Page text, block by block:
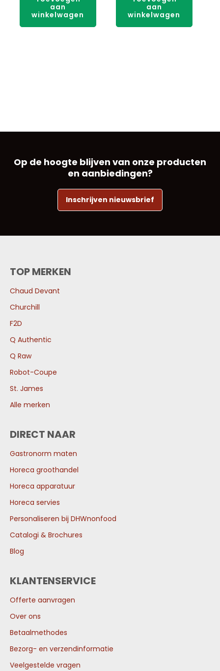
aan
winkelwagen
aan
winkelwagen
Op de hoogte blijven van onze producten
en aanbiedingen?
Inschrijven nieuwsbrief
TOP MERKEN
Chaud Devant
Churchill
F2D
Q Authentic
Q Raw
Robot-Coupe
St. James
Alle merken
DIRECT NAAR
Gastronorm maten
Horeca groothandel
Horeca apparatuur
Horeca servies
Personaliseren bij DHWnonfood
Catalogi & Brochures
Blog
KLANTENSERVICE
Offerte aanvragen
Over ons
Betaalmethodes
Bezorg- en verzendinformatie
Veelgestelde vragen